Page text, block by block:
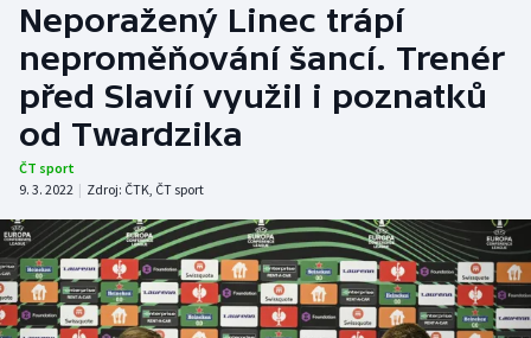
Hokej
Tenis
Atletika
DALŠÍ SPORTY
Americký fotbal
NEPŘEHLÉDNĚTE
Neporažený Linec trápí
neproměňování šancí. Trenér
před Slavií využil i poznatků
od Twardzika
ČT sport
9. 3. 2022 | Zdroj: ČTK, ČT sport